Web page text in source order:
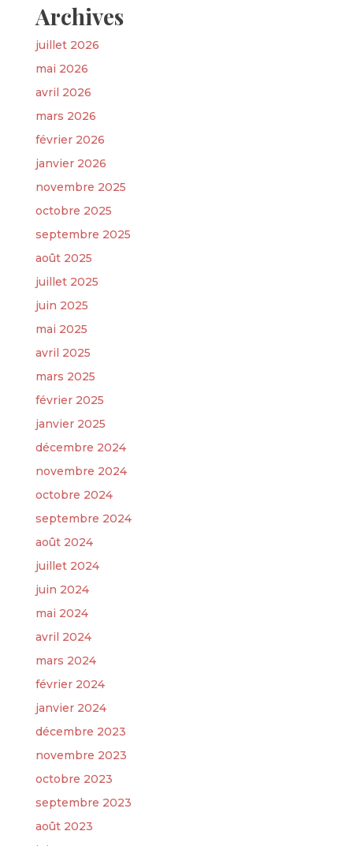
Archives
juillet 2026
mai 2026
avril 2026
mars 2026
février 2026
janvier 2026
novembre 2025
octobre 2025
septembre 2025
août 2025
juillet 2025
juin 2025
mai 2025
avril 2025
mars 2025
février 2025
janvier 2025
décembre 2024
novembre 2024
octobre 2024
septembre 2024
août 2024
juillet 2024
juin 2024
mai 2024
avril 2024
mars 2024
février 2024
janvier 2024
décembre 2023
novembre 2023
octobre 2023
septembre 2023
août 2023